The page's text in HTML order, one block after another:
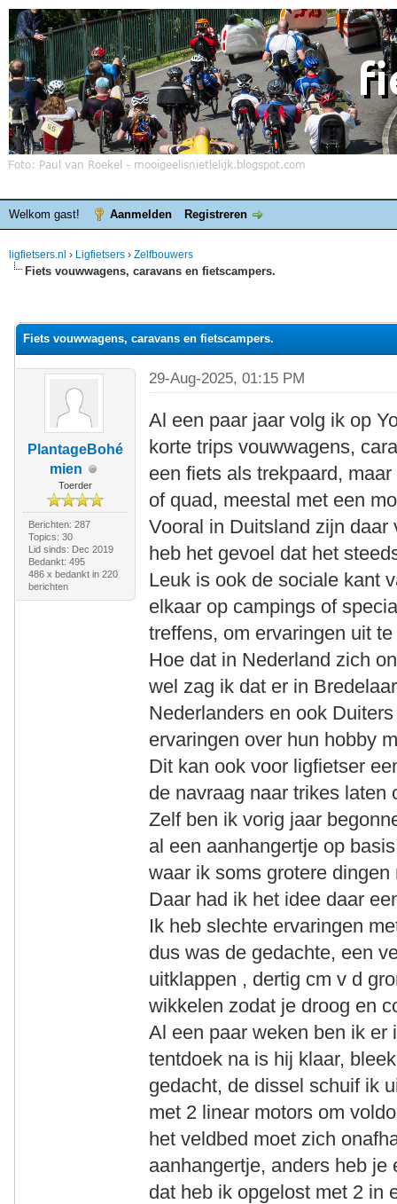
Welkom gast! Aanmelden Registreren
ligfietsers.nl › Ligfietsers › Zelfbouwers
Fiets vouwwagens, caravans en fietscampers.
Fiets vouwwagens, caravans en fietscampers.
PlantageBohé
mien
Toerder
Berichten: 287
Topics: 30
Lid sinds: Dec 2019
Bedankt: 495
486 x bedankt in 220
berichten
29-Aug-2025, 01:15 PM
Al een paar jaar volg ik op
korte trips vouwwagens,
een fiets als trekpaard,
of quad, meestal met een
Vooral in Duitsland zijn
heb het gevoel dat het
Leuk is ook de sociale kant
elkaar op campings of
treffens, om ervaringen uit
Hoe dat in Nederland zich
wel zag ik dat er in
Nederlanders en ook
ervaringen over hun hobby
Dit kan ook voor ligfietser
de navraag naar trikes laten
Zelf ben ik vorig jaar
al een aanhangertje op
waar ik soms grotere dingen
Daar had ik het idee daar
Ik heb slechte ervaringen
dus was de gedachte, een
uitklappen , dertig cm v d
wikkelen zodat je droog en
Al een paar weken ben ik er
tentdoek na is hij klaar,
gedacht, de dissel schuif ik
met 2 linear motors om
het veldbed moet zich
aanhangertje, anders heb
dat heb ik opgelost met 2 in